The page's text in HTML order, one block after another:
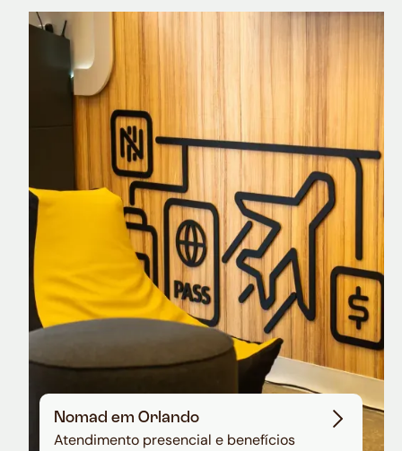
Nomad Explorer
Cartão de crédito brasileiro com cashback
em dólar
Nomad em Orlando
Atendimento presencial e benefícios